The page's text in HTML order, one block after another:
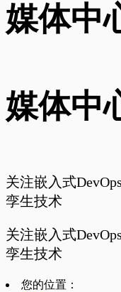
媒体中
媒体中
关注嵌入式
孪生技术
关注嵌入式
孪生技术
您的位置：